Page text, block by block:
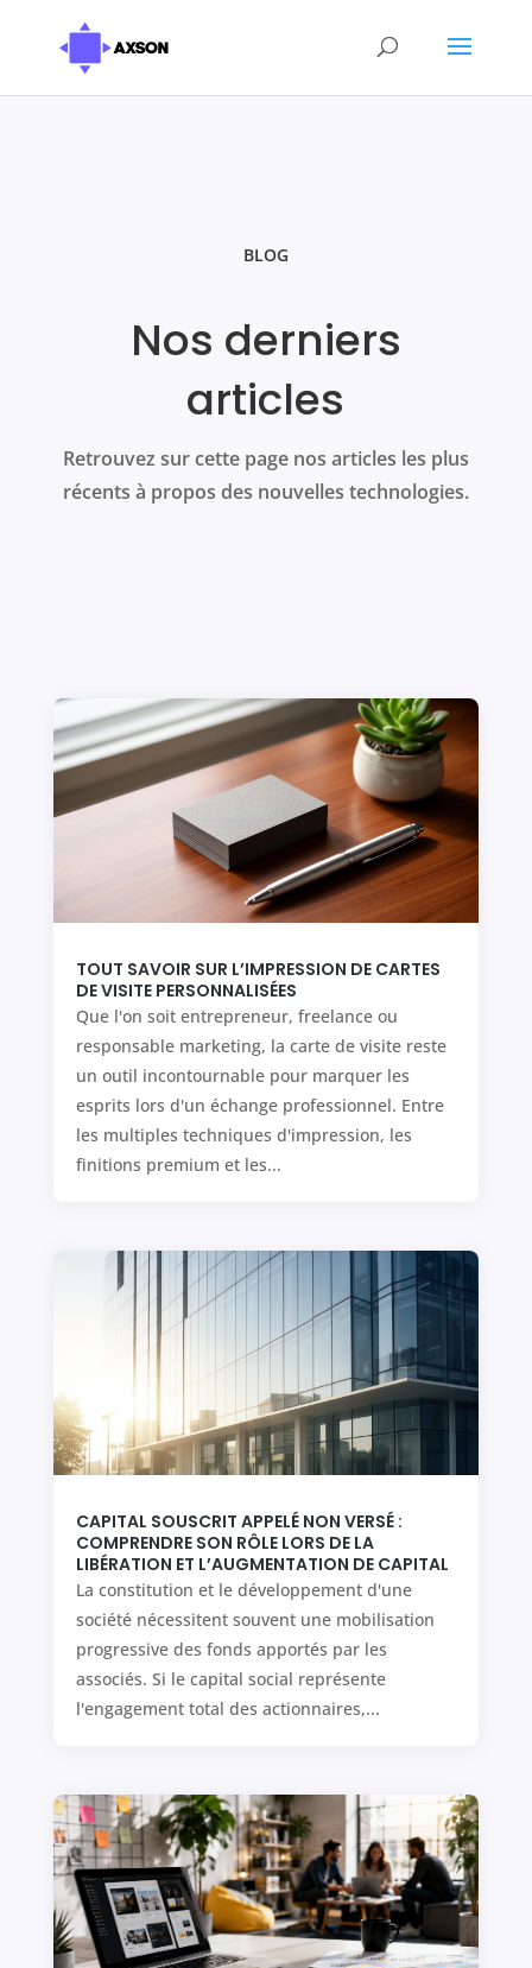
BLOG
Nos derniers
articles
Retrouvez sur cette page nos articles les plus
récents à propos des nouvelles technologies.
TOUT SAVOIR SUR L’IMPRESSION DE CARTES
DE VISITE PERSONNALISÉES
Que l'on soit entrepreneur, freelance ou
responsable marketing, la carte de visite reste
un outil incontournable pour marquer les
esprits lors d'un échange professionnel. Entre
les multiples techniques d'impression, les
finitions premium et les...
CAPITAL SOUSCRIT APPELÉ NON VERSÉ :
COMPRENDRE SON RÔLE LORS DE LA
LIBÉRATION ET L’AUGMENTATION DE CAPITAL
La constitution et le développement d'une
société nécessitent souvent une mobilisation
progressive des fonds apportés par les
associés. Si le capital social représente
l'engagement total des actionnaires,...